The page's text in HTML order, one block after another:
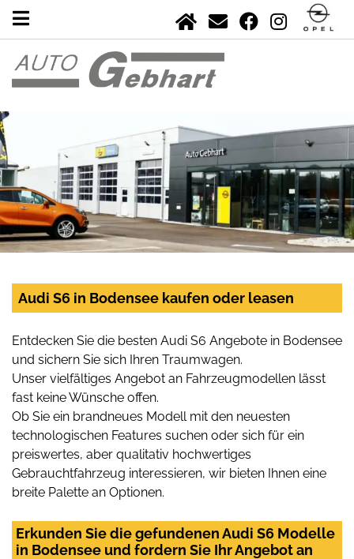
Audi S6 in Bodensee kaufen oder leasen
Entdecken Sie die besten Audi S6 Angebote in Bodensee
und sichern Sie sich Ihren Traumwagen.
Unser vielfältiges Angebot an Fahrzeugmodellen lässt
fast keine Wünsche offen.
Ob Sie ein brandneues Modell mit den neuesten
technologischen Features suchen oder sich für ein
preiswertes, aber qualitativ hochwertiges
Gebrauchtfahrzeug interessieren, wir bieten Ihnen eine
breite Palette an Optionen.
Erkunden Sie die gefundenen Audi S6 Modelle
in Bodensee und fordern Sie Ihr Angebot an